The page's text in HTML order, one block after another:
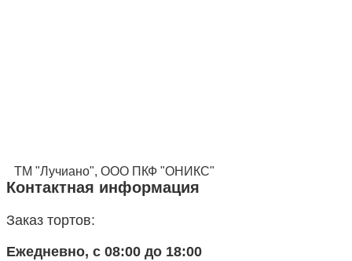
ТМ "Лучиано", ООО ПКФ "ОНИКС"
Контактная информация
Заказ тортов:
Ежедневно, с 08:00 до 18:00